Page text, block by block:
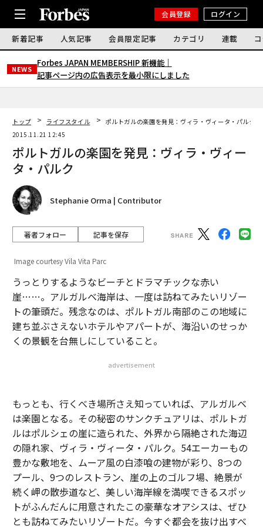
会員登録 ログイン
新着記事 人気記事 会員限定記事 カテゴリ 連載
NEWS
Forbes JAPAN MEMBERSHIP 新機能｜
記事ページ内の広告表示を最小限にしました
トップ ライフスタイル
ポルトガルの楽園を発見：ヴィラ・ヴィータ・パルク
2015.11.21 12:45
ポルトガルの楽園を発見：ヴィラ・ヴィー
タ・パルク
Stephanie Orma | Contributor
著者フォロー 記事を保存
Image courtesy Vila Vita Parc
うっとりするようなビーチとドラマチックな赤い
崖……。アルガルベ海岸は、一度は訪ねてみたいリゾー
トの筆頭だ。残念なのは、ポルトガル南部のこの地域に
建ち並ぶさえないホテルやアパートが、海沿いのせっか
くの景観を台無しにしていること。
advertisement
もっとも、行くべき場所さえ知っていれば、アルガルベ
は楽園となる。その秘密のサンクチュアリは、ポルトガ
ルはポルシェの崖に造られた、外界から隔絶された海辺
の隠れ家、ヴィラ・ヴィータ・パルク。54エーカーもの
豊かな敷地を、ムーア風の白漆喰の建物が彩り、8つの
プール、9つのレストラン、崖の上のゴルフ場、絶景が
続く岬の散歩道など、美しい海岸線を満喫できるスポッ
トがふんだんに用意されたこの豪華なオアシスは、ぜひ
とも訪ねてみたいリゾートだ。今すぐ都会を抜け出すべ